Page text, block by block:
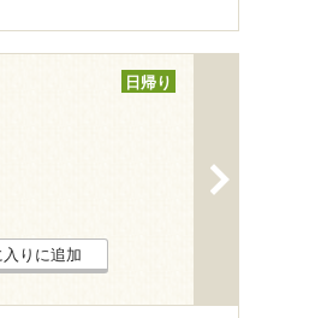
日帰り
入りに追加